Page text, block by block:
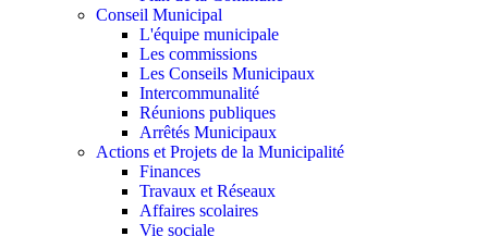
Conseil Municipal
L'équipe municipale
Les commissions
Les Conseils Municipaux
Intercommunalité
Réunions publiques
Arrêtés Municipaux
Actions et Projets de la Municipalité
Finances
Travaux et Réseaux
Affaires scolaires
Vie sociale